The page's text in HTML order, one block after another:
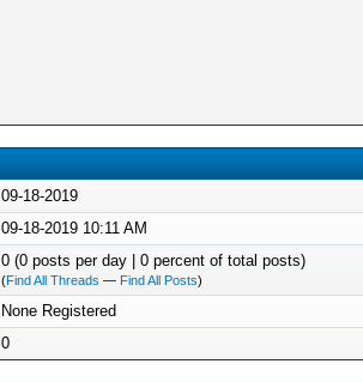
09-18-2019
09-18-2019 10:11 AM
0 (0 posts per day | 0 percent of total posts)
(Find All Threads — Find All Posts)
None Registered
0